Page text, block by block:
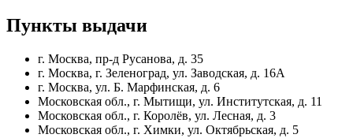
Пункты выдачи
г. Москва, пр-д Русанова, д. 35
г. Москва, г. Зеленоград, ул. Заводская, д. 16А
г. Москва, ул. Б. Марфинская, д. 6
Московская обл., г. Мытищи, ул. Институтская, д. 11
Московская обл., г. Королёв, ул. Лесная, д. 3
Московская обл., г. Химки, ул. Октябрьская, д. 5